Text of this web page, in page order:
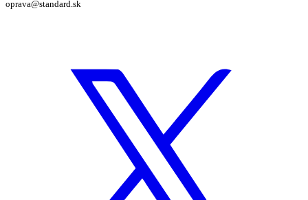
oprava@standard.sk